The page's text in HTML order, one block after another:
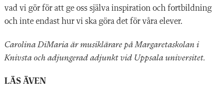
vad vi gör för att ge oss själva inspiration och fortbildning
och inte endast hur vi ska göra det för våra elever.
Carolina DiMaria är musiklärare på Margaretaskolan i
Knivsta och adjungerad adjunkt vid Uppsala universitet.
LÄS ÄVEN